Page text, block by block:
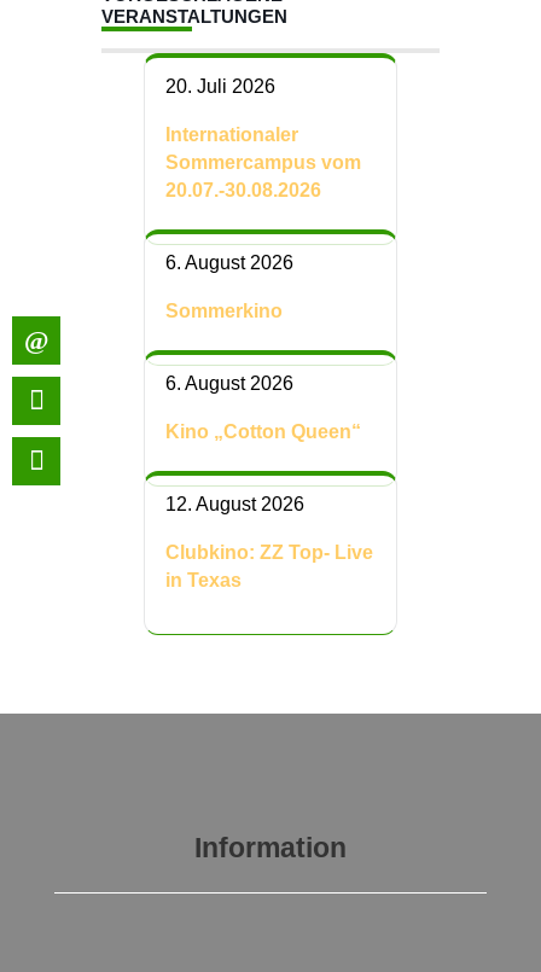
VERANSTALTUNGEN
20. Juli 2026
Internationaler
Sommercampus vom
20.07.-30.08.2026
6. August 2026
Sommerkino
6. August 2026
Kino „Cotton Queen“
12. August 2026
Clubkino: ZZ Top- Live
in Texas
Information